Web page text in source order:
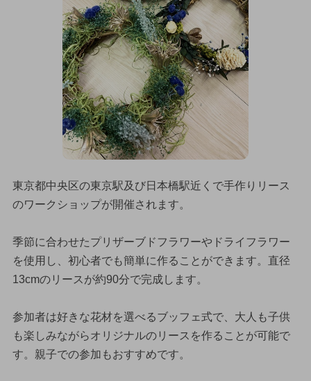
東京都中央区の東京駅及び日本橋駅近くで手作りリース
のワークショップが開催されます。
季節に合わせたプリザーブドフラワーやドライフラワー
を使用し、初心者でも簡単に作ることができます。直径
13cmのリースが約90分で完成します。
参加者は好きな花材を選べるブッフェ式で、大人も子供
も楽しみながらオリジナルのリースを作ることが可能で
す。親子での参加もおすすめです。